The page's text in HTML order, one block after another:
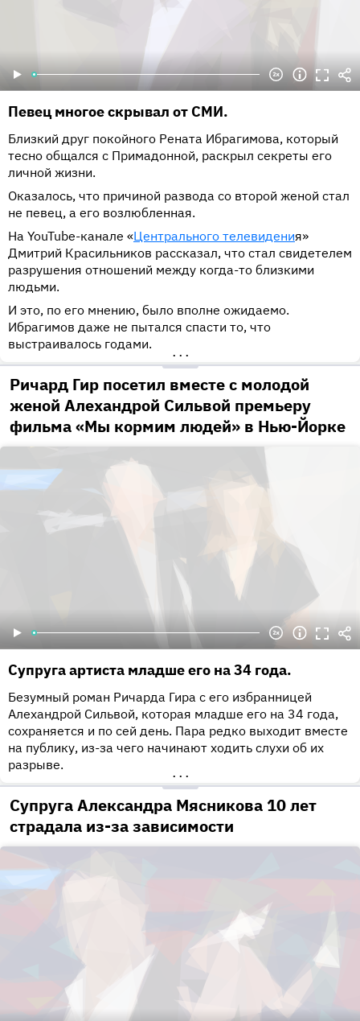
Певец многое скрывал от СМИ.
Близкий друг покойного Рената Ибрагимова, который
тесно общался с Примадонной, раскрыл секреты его
личной жизни.
Оказалось, что причиной развода со второй женой стал
не певец, а его возлюбленная.
На YouTube-канале «Центрального телевидения»
Дмитрий Красильников рассказал, что стал свидетелем
разрушения отношений между когда-то близкими
людьми.
И это, по его мнению, было вполне ожидаемо.
Ибрагимов даже не пытался спасти то, что
выстраивалось годами.
•••
Ричард Гир посетил вместе с молодой
женой Алехандрой Сильвой премьеру
фильма «Мы кормим людей» в Нью-Йорке
Супруга артиста младше его на 34 года.
Безумный роман Ричарда Гира с его избранницей
Алехандрой Сильвой, которая младше его на 34 года,
сохраняется и по сей день. Пара редко выходит вместе
на публику, из-за чего начинают ходить слухи об их
разрыве.
•••
Супруга Александра Мясникова 10 лет
страдала из-за зависимости